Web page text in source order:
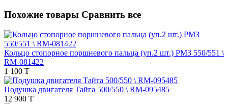
Похожие товары Сравнить все
Кольцо стопорное поршневого пальца (уп.2 шт.) РМЗ 550/551 \
RM-081422
1 100 T
Подушка двигателя Тайга 500/550 \ RM-095485
12 900 T